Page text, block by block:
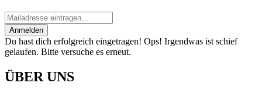
Anmelden
Du hast dich erfolgreich eingetragen! Ops! Irgendwas ist schief
gelaufen. Bitte versuche es erneut.
ÜBER UNS